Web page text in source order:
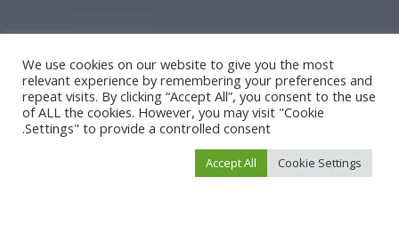
We use cookies on our website to give you the most
relevant experience by remembering your preferences and
repeat visits. By clicking “Accept All”, you consent to the use
of ALL the cookies. However, you may visit "Cookie
Settings" to provide a controlled consent.
Cookie Settings
Accept All